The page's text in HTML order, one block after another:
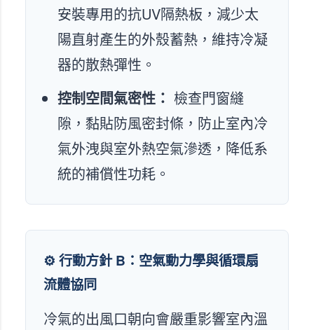
安裝專用的抗UV隔熱板，減少太
陽直射產生的外殼蓄熱，維持冷凝
器的散熱彈性。
控制空間氣密性： 檢查門窗縫
隙，黏貼防風密封條，防止室內冷
氣外洩與室外熱空氣滲透，降低系
統的補償性功耗。
⚙️ 行動方針 B：空氣動力學與循環扇
流體協同
冷氣的出風口朝向會嚴重影響室內溫